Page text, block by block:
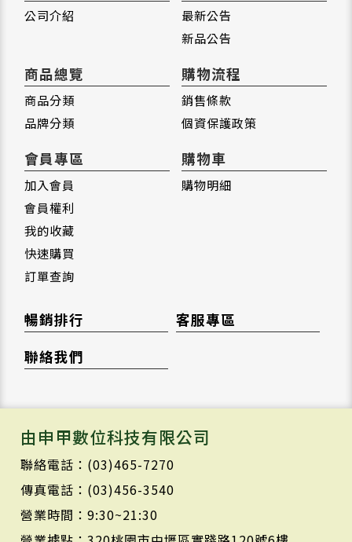
公司介紹
最新公告
新品公告
商品總覽
商品分類
品牌分類
購物流程
銷售條款
個資保護政策
會員專區
加入會員
會員權利
我的收藏
快速購買
訂單查詢
購物車
購物明細
暢銷排行
客服專區
聯絡我們
由申甲數位科技有限公司
聯絡電話：(03)465-7270
傳真電話：(03)456-3540
營業時間：9:30~21:30